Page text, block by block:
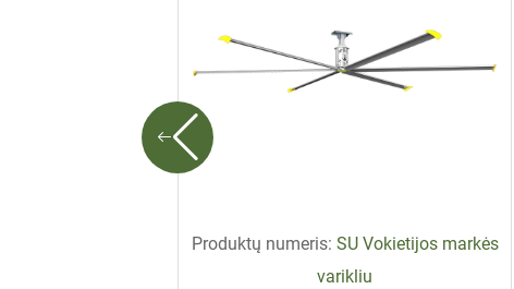
Produktų numeris: SU Vokietijos markės
varikliu